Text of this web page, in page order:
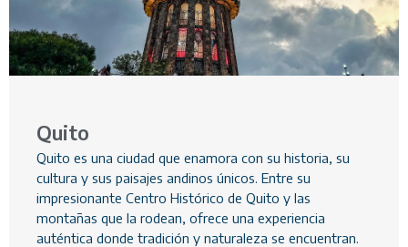
Quito
Quito es una ciudad que enamora con su historia, su
cultura y sus paisajes andinos únicos. Entre su
impresionante Centro Histórico de Quito y las
montañas que la rodean, ofrece una experiencia
auténtica donde tradición y naturaleza se encuentran.